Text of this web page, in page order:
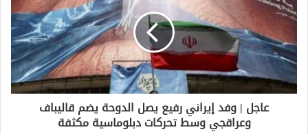
ل
ل
ك
ر
عاجل | وفد إيراني رفيع يصل الدوحة يضم قاليباف
وعراقجي وسط تحركات دبلوماسية مكثفة